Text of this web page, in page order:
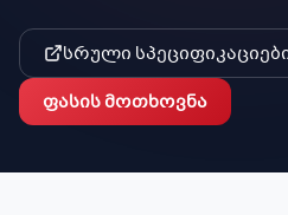
სრული
ფასის მოთხოვნა